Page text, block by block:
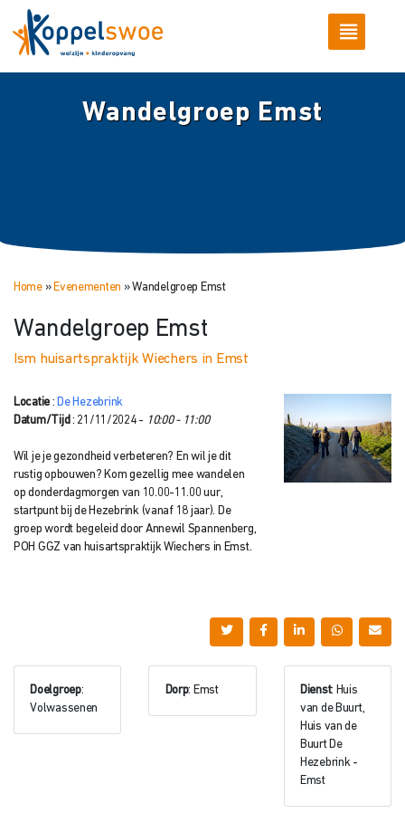
Wandelgroep Emst
Home» Evenementen »Wandelgroep Emst
Wandelgroep Emst
Ism huisartspraktijk Wiechers in Emst
Locatie : De Hezebrink
Datum/Tijd : 21/11/2024 - 10:00 - 11:00
Wil je je gezondheid verbeteren? En wil je dit
rustig opbouwen? Kom gezellig mee wandelen
op donderdagmorgen van 10.00-11.00 uur,
startpunt bij de Hezebrink (vanaf 18 jaar). De
groep wordt begeleid door Annewil Spannenberg,
POH GGZ van huisartspraktijk Wiechers in Emst.
Doelgroep:
Volwassenen
Dorp: Emst Dienst: Huis
van de Buurt,
Huis van de
Buurt De
Hezebrink -
Emst